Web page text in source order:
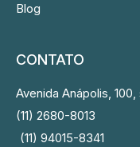
Blog
CONTATO
Avenida Anápolis,
(11) 2680-8013
(11) 94015-8341